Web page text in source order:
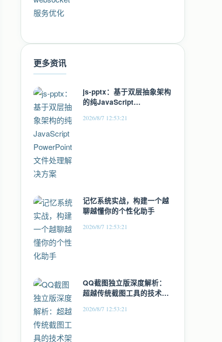
更多资讯
js-pptx：基于双层抽象架构
的纯JavaScript
案
2026/8/7 12:53:21
记忆系统实战，构建一个越
聊越懂你的个性化助手
2026/8/7 12:53:21
QQ截图独立版深度解析：
超越传统截图工具的技术架
2026/8/7 12:53:21